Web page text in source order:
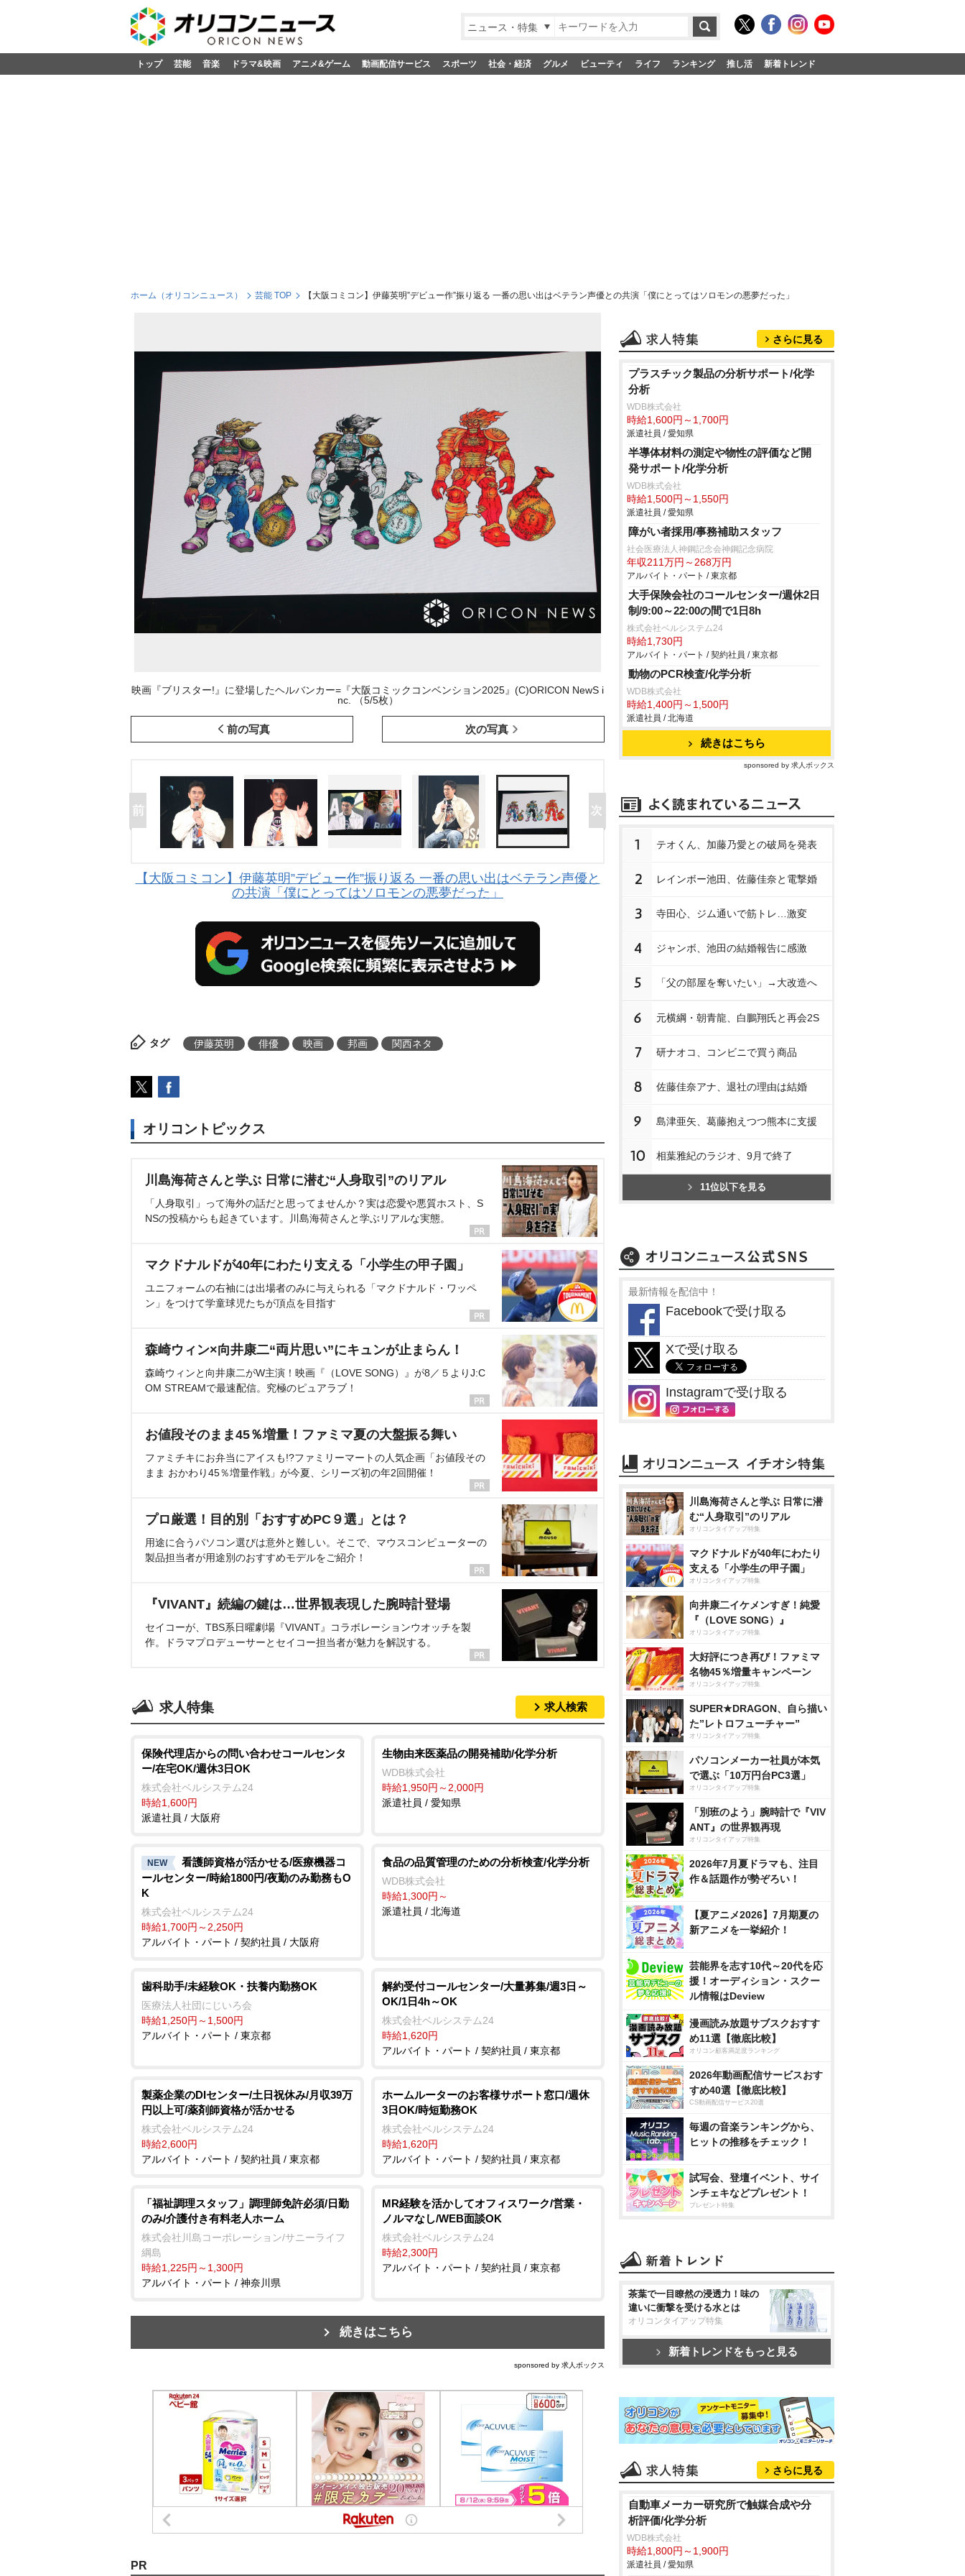
ニュース・特集
トップ 芸能 音楽 ドラマ&映画 アニメ&ゲーム 動画配信サービス スポーツ 社会・経済 グルメ ビューティ ライフ ランキング 推し活 新着トレンド
ホーム（オリコンニュース） 芸能 TOP 【大阪コミコン】伊藤英明”デビュー作”振り返る 一番の思い出はベテラン声優との共演「僕にとってはソロモンの悪夢だった」
映画『ブリスター!』に登場したヘルバンカー=『大阪コミックコンベンション2025』(C)ORICON NewS i
nc. （5/5枚）
前の写真 次の写真
【大阪コミコン】伊藤英明”デビュー作”振り返る 一番の思い出はベテラン声優と
の共演「僕にとってはソロモンの悪夢だった」
タグ 伊藤英明 俳優 映画 邦画 関西ネタ
オリコントピックス
川島海荷さんと学ぶ 日常に潜む“人身取引”のリアル
「人身取引」って海外の話だと思ってませんか？実は恋愛や悪質ホスト、S
NSの投稿からも起きています。川島海荷さんと学ぶリアルな実態。
マクドナルドが40年にわたり支える「小学生の甲子園」
ユニフォームの右袖には出場者のみに与えられる「マクドナルド・ワッペ
ン」をつけて学童球児たちが頂点を目指す
森崎ウィン×向井康二“両片思い”にキュンが止まらん！
森崎ウィンと向井康二がW主演！映画『（LOVE SONG）』が8／５よりJ:C
OM STREAMで最速配信。究極のピュアラブ！
お値段そのまま45％増量！ファミマ夏の大盤振る舞い
ファミチキにお弁当にアイスも!?ファミリーマートの人気企画「お値段その
まま おかわり45％増量作戦」が今夏、シリーズ初の年2回開催！
プロ厳選！目的別「おすすめPC９選」とは？
用途に合うパソコン選びは意外と難しい。そこで、マウスコンピューターの
製品担当者が用途別のおすすめモデルをご紹介！
『VIVANT』続編の鍵は…世界観表現した腕時計登場
セイコーが、TBS系日曜劇場『VIVANT』コラボレーションウオッチを製
作。ドラマプロデューサーとセイコー担当者が魅力を解説する。
求人特集 求人検索
保険代理店からの問い合わせコールセンタ
ー/在宅OK/週休3日OK
株式会社ベルシステム24
時給1,600円
派遣社員 / 大阪府
生物由来医薬品の開発補助/化学分析
WDB株式会社
時給1,950円～2,000円
派遣社員 / 愛知県
NEW
看護師資格が活かせる/医療機器コ
ールセンター/時給1800円/夜勤のみ勤務もO
K
株式会社ベルシステム24
時給1,700円～2,250円
アルバイト・パート / 契約社員 / 大阪府
食品の品質管理のための分析検査/化学分析
WDB株式会社
時給1,300円～
派遣社員 / 北海道
歯科助手/未経験OK・扶養内勤務OK
医療法人社団にじいろ会
時給1,250円～1,500円
アルバイト・パート / 東京都
解約受付コールセンター/大量募集/週3日～
OK/1日4h～OK
株式会社ベルシステム24
時給1,620円
アルバイト・パート / 契約社員 / 東京都
製薬企業のDIセンター/土日祝休み/月収39万
円以上可/薬剤師資格が活かせる
株式会社ベルシステム24
時給2,600円
アルバイト・パート / 契約社員 / 東京都
ホームルーターのお客様サポート窓口/週休
3日OK/時短勤務OK
株式会社ベルシステム24
時給1,620円
アルバイト・パート / 契約社員 / 東京都
「福祉調理スタッフ」調理師免許必須/日勤
のみ/介護付き有料老人ホーム
株式会社川島コーポレーション/サニーライフ
綱島
時給1,225円～1,300円
アルバイト・パート / 神奈川県
MR経験を活かしてオフィスワーク/営業・
ノルマなし/WEB面談OK
株式会社ベルシステム24
時給2,300円
アルバイト・パート / 契約社員 / 東京都
続きはこちら
sponsored by 求人ボックス
PR
さらに見る
プラスチック製品の分析サポート/化学
分析
WDB株式会社
時給1,600円～1,700円
派遣社員 / 愛知県
半導体材料の測定や物性の評価など開
発サポート/化学分析
WDB株式会社
時給1,500円～1,550円
派遣社員 / 愛知県
障がい者採用/事務補助スタッフ
社会医療法人神鋼記念会神鋼記念病院
年収211万円～268万円
アルバイト・パート / 東京都
大手保険会社のコールセンター/週休2日
制/9:00～22:00の間で1日8h
株式会社ベルシステム24
時給1,730円
アルバイト・パート / 契約社員 / 東京都
動物のPCR検査/化学分析
WDB株式会社
時給1,400円～1,500円
派遣社員 / 北海道
続きはこちら
sponsored by 求人ボックス
1 テオくん、加藤乃愛との破局を発表
2 レインボー池田、佐藤佳奈と電撃婚
3 寺田心、ジム通いで筋トレ…激変
4 ジャンボ、池田の結婚報告に感激
5 「父の部屋を奪いたい」→大改造へ
6 元横綱・朝青龍、白鵬翔氏と再会2S
7 研ナオコ、コンビニで買う商品
8 佐藤佳奈アナ、退社の理由は結婚
9 島津亜矢、葛藤抱えつつ熊本に支援
10 相葉雅紀のラジオ、9月で終了
11位以下を見る
最新情報を配信中！
Facebookで受け取る
Xで受け取る
Instagramで受け取る
川島海荷さんと学ぶ 日常に潜
む“人身取引”のリアル
オリコンタイアップ特集
マクドナルドが40年にわたり
支える「小学生の甲子園」
オリコンタイアップ特集
向井康二イケメンすぎ！純愛
『（LOVE SONG）』
オリコンタイアップ特集
大好評につき再び！ファミマ
名物45％増量キャンペーン
オリコンタイアップ特集
SUPER★DRAGON、自ら描い
た”レトロフューチャー”
オリコンタイアップ特集
パソコンメーカー社員が本気
で選ぶ「10万円台PC3選」
オリコンタイアップ特集
「別班のよう」腕時計で『VIV
ANT』の世界観再現
オリコンタイアップ特集
2026年7月夏ドラマも、注目
作＆話題作が勢ぞろい！
【夏アニメ2026】7月期夏の
新アニメを一挙紹介！
芸能界を志す10代～20代を応
援！オーディション・スクー
ル情報はDeview
漫画読み放題サブスクおすす
め11選【徹底比較】
オリコン顧客満足度ランキング
2026年動画配信サービスおす
すめ40選【徹底比較】
CS動画配信サービス20選
毎週の音楽ランキングから、
ヒットの推移をチェック！
試写会、登壇イベント、サイ
ンチェキなどプレゼント！
プレゼント特集
茶葉で一目瞭然の浸透力！味の
違いに衝撃を受ける水とは
オリコンタイアップ特集
新着トレンドをもっと見る
さらに見る
自動車メーカー研究所で触媒合成や分
析評価/化学分析
WDB株式会社
時給1,800円～1,900円
派遣社員 / 愛知県